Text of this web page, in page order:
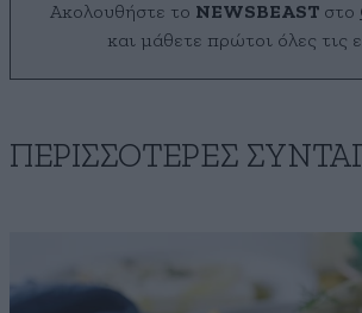
Ακολουθήστε το NEWSBEAST στο
και μάθετε πρώτοι όλες τις
ΠΕΡΙΣΣΟΤΕΡΕΣ